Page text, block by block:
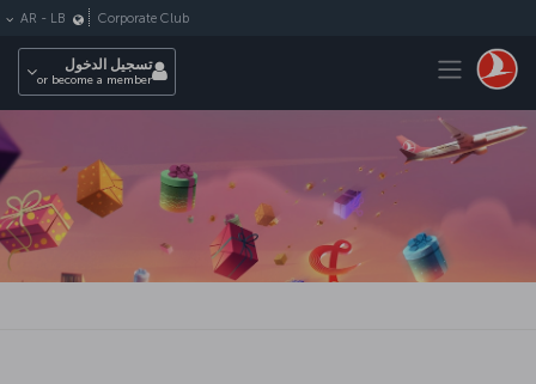
Toggle navigation
Corporate Club
AR - LB
تسجيل الدخول
or become a member